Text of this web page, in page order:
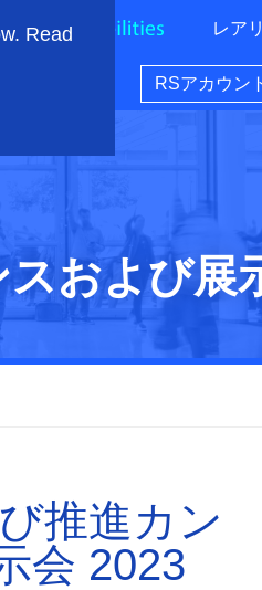
Read
レア
RSアカウン
および展
推進カン
会 2023